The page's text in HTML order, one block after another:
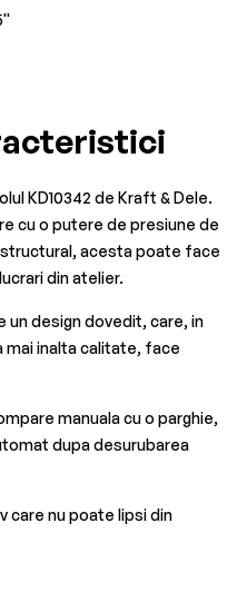
KD10342 de Kraft & Dele.
cu o putere de presiune de
acesta poate face
din atelier.
un design dovedit, care, in
mai inalta calitate, face
manuala cu o parghie,
dupa desurubarea
care nu poate lipsi din